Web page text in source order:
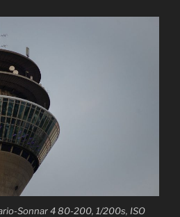
Sonnar 4 80-200, 1/200s, ISO